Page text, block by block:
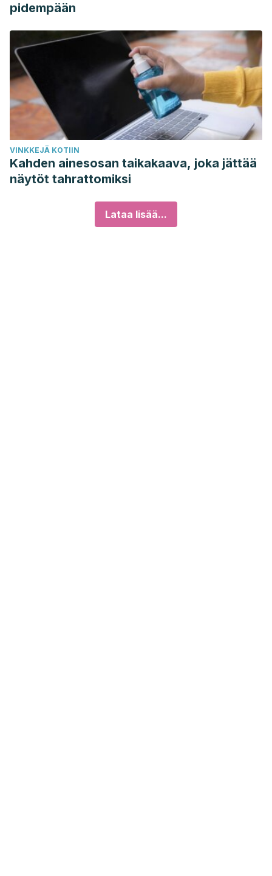
pidempään
VINKKEJÄ KOTIIN
Kahden ainesosan taikakaava, joka jättää
näytöt tahrattomiksi
Lataa lisää...